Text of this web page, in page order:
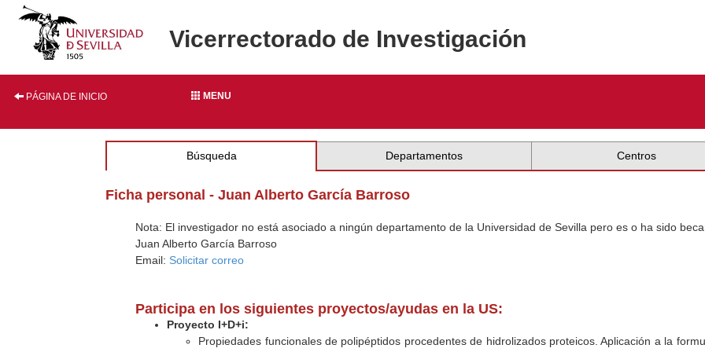
Vicerrectorado de Investigación
PÁGINA DE INICIO MENU
Búsqueda Departamentos Centros
Ficha personal - Juan Alberto García Barroso
Nota: El investigador no está asociado a ningún departamento de la Universidad de Sevilla pero es o ha sido
Juan Alberto García Barroso
Email: Solicitar correo
Participa en los siguientes proyectos/ayudas en la US:
Proyecto I+D+i:
Propiedades funcionales de polipéptidos procedentes de hidrolizados proteicos. Aplicación a la